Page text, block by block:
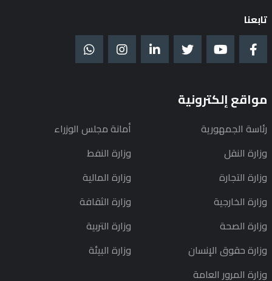
تابعنا
مواقع إلكترونية
رئاسة الجمهورية
أمانة مجلس الوزراء
وزارة النقل
وزارة النفط
وزارة التجارة
وزارة المالية
وزارة الخارجية
وزارة الثقافة
وزارة الصحة
وزارة التربية
وزارة حقوق الإنسان
وزارة البيئة
وزارة المرور العامة